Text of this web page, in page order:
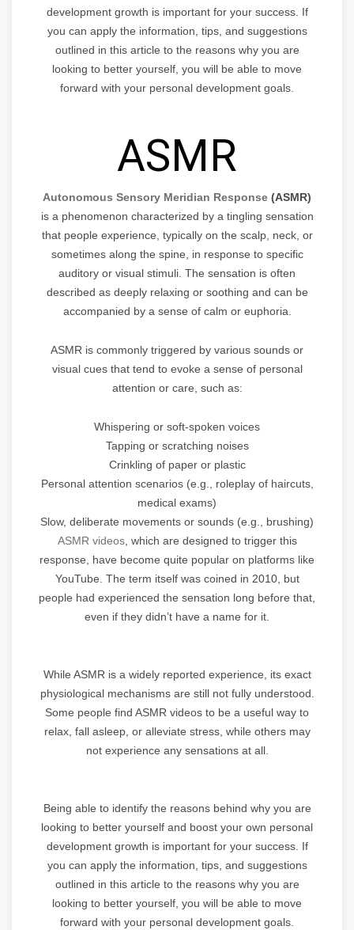
development growth is important for your success. If
you can apply the information, tips, and suggestions
outlined in this article to the reasons why you are
looking to better yourself, you will be able to move
forward with your personal development goals.
ASMR
Autonomous Sensory Meridian Response (ASMR)
is a phenomenon characterized by a tingling sensation
that people experience, typically on the scalp, neck, or
sometimes along the spine, in response to specific
auditory or visual stimuli. The sensation is often
described as deeply relaxing or soothing and can be
accompanied by a sense of calm or euphoria.
ASMR is commonly triggered by various sounds or
visual cues that tend to evoke a sense of personal
attention or care, such as:
Whispering or soft-spoken voices
Tapping or scratching noises
Crinkling of paper or plastic
Personal attention scenarios (e.g., roleplay of haircuts,
medical exams)
Slow, deliberate movements or sounds (e.g., brushing)
ASMR videos, which are designed to trigger this
response, have become quite popular on platforms like
YouTube. The term itself was coined in 2010, but
people had experienced the sensation long before that,
even if they didn’t have a name for it.
While ASMR is a widely reported experience, its exact
physiological mechanisms are still not fully understood.
Some people find ASMR videos to be a useful way to
relax, fall asleep, or alleviate stress, while others may
not experience any sensations at all.
Being able to identify the reasons behind why you are
looking to better yourself and boost your own personal
development growth is important for your success. If
you can apply the information, tips, and suggestions
outlined in this article to the reasons why you are
looking to better yourself, you will be able to move
forward with your personal development goals.